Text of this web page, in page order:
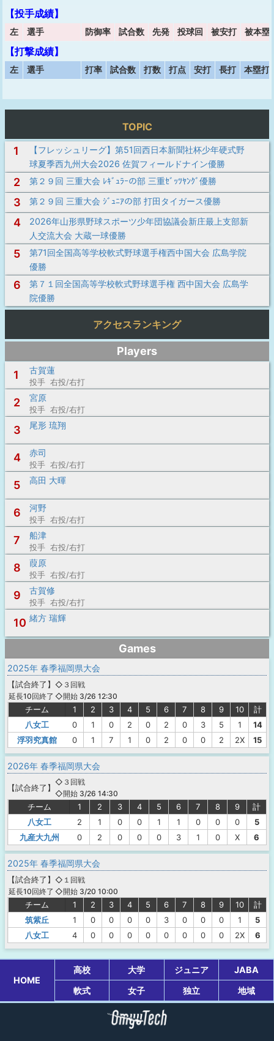
【投手成績】
左 選手 防御率 試合数 先発 投球回 被安打 被本塁
【打撃成績】
左 選手 打率 試合数 打数 打点 安打 長打 本塁打
TOPIC
1
【フレッシュリーグ】第51回西日本新聞社杯少年硬式野
球夏季西九州大会2026 佐賀フィールドナイン優勝
2 第２９回 三重大会 ﾚｷﾞｭﾗｰの部 三重ｾﾞｯﾂﾔﾝｸﾞ優勝
3 第２９回 三重大会 ｼﾞｭﾆｱの部 打田タイガース優勝
4
2026年山形県野球スポーツ少年団協議会新庄最上支部新
人交流大会 大蔵一球優勝
5
第71回全国高等学校軟式野球選手権西中国大会 広島学院
優勝
6
第７１回全国高等学校軟式野球選手権 西中国大会 広島学
院優勝
アクセスランキング
Players
1
古賀蓮
投手 右投/右打
2 宮原
投手 右投/右打
3 尾形 琉翔
4 赤司
投手 右投/右打
5 高田 大暉
6 河野
投手 右投/右打
7 船津
投手 右投/右打
8 葭原
投手 右投/右打
9 古賀修
投手 右投/右打
10 緒方 瑞輝
Games
2025年 春季福岡県大会
【試合終了 】
延長10回終了
◇３回戦
◇開始 3/26 12:30
チーム 1 2 3 4 5 6 7 8 9 10
計
八女工
0 1 0 2 0 2 0 3 5 1
14
浮羽究真館
0 1 7 1 0 2 0 0 2 2X 15
2026年 春季福岡県大会
【試合終了 】
◇３回戦
◇開始 3/26 14:30
チーム 1 2 3 4 5 6 7 8 9
計
八女工
2 1 0 0 1 1 0 0 0
5
九産大九州
0 2 0 0 0 3 1 0 X 6
2025年 春季福岡県大会
【試合終了 】
延長10回終了
◇１回戦
◇開始 3/20 10:00
チーム 1 2 3 4 5 6 7 8 9 10
計
筑紫丘
1 0 0 0 0 3 0 0 0 1
5
八女工
4 0 0 0 0 0 0 0 0 2X 6
HOME
高校 大学 ジュニア
JABA
軟式
女子 独立 地域